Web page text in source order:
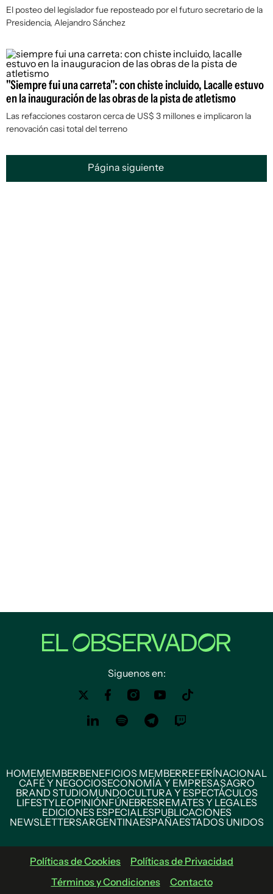
El posteo del legislador fue reposteado por el futuro secretario de la
Presidencia, Alejandro Sánchez
"Siempre fui una carreta": con chiste incluido, Lacalle estuvo
en la inauguración de las obras de la pista de atletismo
Las refacciones costaron cerca de US$ 3 millones e implicaron la
renovación casi total del terreno
Página siguiente
Siguenos en:
HOMEMEMBERBENEFICIOS MEMBERREFERÍNACIONAL
CAFÉ Y NEGOCIOSECONOMÍA Y EMPRESASAGRO
BRAND STUDIOMUNDOCULTURA Y ESPECTÁCULOS
LIFESTYLEOPINIÓNFÚNEBRESREMATES Y LEGALES
EDICIONES ESPECIALESPUBLICACIONES
NEWSLETTERSARGENTINAESPAÑAESTADOS UNIDOS
Políticas de Cookies
Políticas de Privacidad
Términos y Condiciones
Contacto